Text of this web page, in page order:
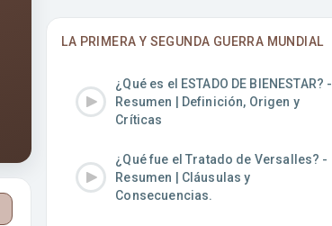
LA PRIMERA Y SEGUNDA GUERRA MUNDIAL
¿Qué es el ESTADO DE BIENESTAR? -
Resumen | Definición, Origen y
Críticas
¿Qué fue el Tratado de Versalles? -
Resumen | Cláusulas y
Consecuencias.